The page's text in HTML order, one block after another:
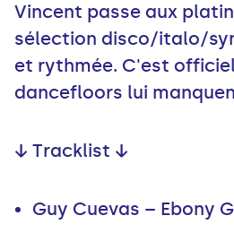
Vincent passe aux
sélection disco/italo/
et rythmée. C'est
dancefloors lui
↓ Tracklist ↓
Guy Cuevas – Ebony